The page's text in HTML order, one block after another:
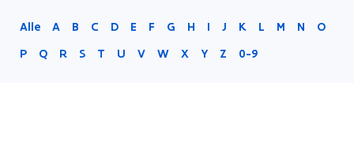
Alle A B C D E F G H I J K L M N
O
P
Q R S T U V W X Y Z 0-9